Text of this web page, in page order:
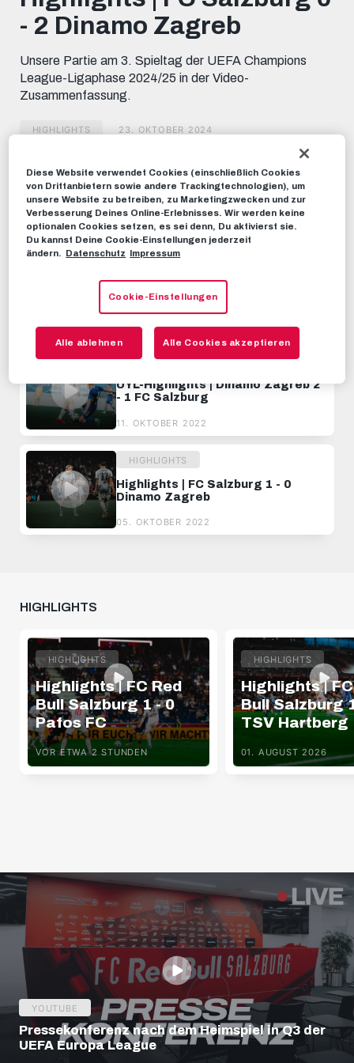
minute,
seconds
- 2 Dinamo Zagreb
Unsere Partie am 3. Spieltag der UEFA Champions
League-Ligaphase 2024/25 in der Video-
Zusammenfassung.
HIGHLIGHTS 23. OKTOBER 2024
Dieses Video teilen:
Tweet
EMPFOHLENE VIDEOS
RBS-TV
3/3 ☑️ | FC Salzburg 3 - 2 Dinamo
Zagreb | Highlights | 3. UYL-
Spieltag
HIGHLIGHTS
UYL-Highlights | Dinamo Zagreb 2
- 1 FC Salzburg
11. OKTOBER 2022
HIGHLIGHTS
Highlights | FC Salzburg 1 - 0
Dinamo Zagreb
05. OKTOBER 2022
HIGHLIGHTS
HIGHLIGHTS
Highlights | FC Red
Bull Salzburg 1 - 0
Pafos FC
VOR ETWA 2 STUNDEN
HIGHLIGHTS
Highlights |
Bull Salzburg
TSV Hartberg
01. AUGUST 2026
YOUTUBE
Pressekonferenz nach dem Heimspiel in Q3 der
UEFA Europa League
Diese Website verwendet Cookies (einschließlich Cookies
von Drittanbietern sowie andere Trackingtechnologien), um
unsere Website zu betreiben, zu Marketingzwecken und zur
Verbesserung Deines Online-Erlebnisses. Wir werden keine
optionalen Cookies setzen, es sei denn, Du aktivierst sie.
Du kannst Deine Cookie-Einstellungen jederzeit
ändern. Datenschutz Impressum
Cookie-Einstellungen
Alle ablehnen Alle Cookies akzeptieren